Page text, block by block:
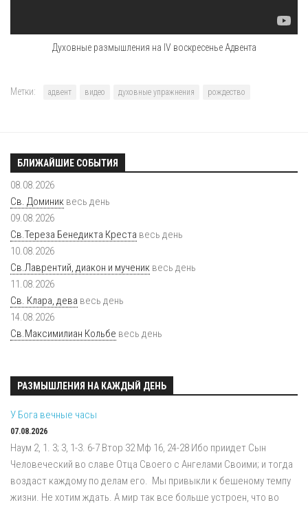
Духовные размышления на IV воскресенье Адвента
Метки: адвент видео духовные упражнения рождество
БЛИЖАЙШИЕ СОБЫТИЯ
08.08.2026
Св. Доминик весь день
09.08.2026
Св.Тереза Бенедикта Креста весь день
10.08.2026
Св.Лаврентий, диакон и мученик весь день
11.08.2026
Св. Клара, дева весь день
14.08.2026
Св.Максимилиан Кольбе весь день
РАЗМЫШЛЕНИЯ НА КАЖДЫЙ ДЕНЬ
У Бога вечные часы
07.08.2026
Наум 2, 1. 3; 3, 1-3. 6-7 Втор 32 Мф 16, 24-28 Ибо приидет Сын
Человеческий во славе Отца Своего с Ангелами Своими; и тогда
воздаст каждому по делам его. Мы привыкли к бешеному темпу
жизни. Не хотим ждать. А мир так все больше устроен, что во